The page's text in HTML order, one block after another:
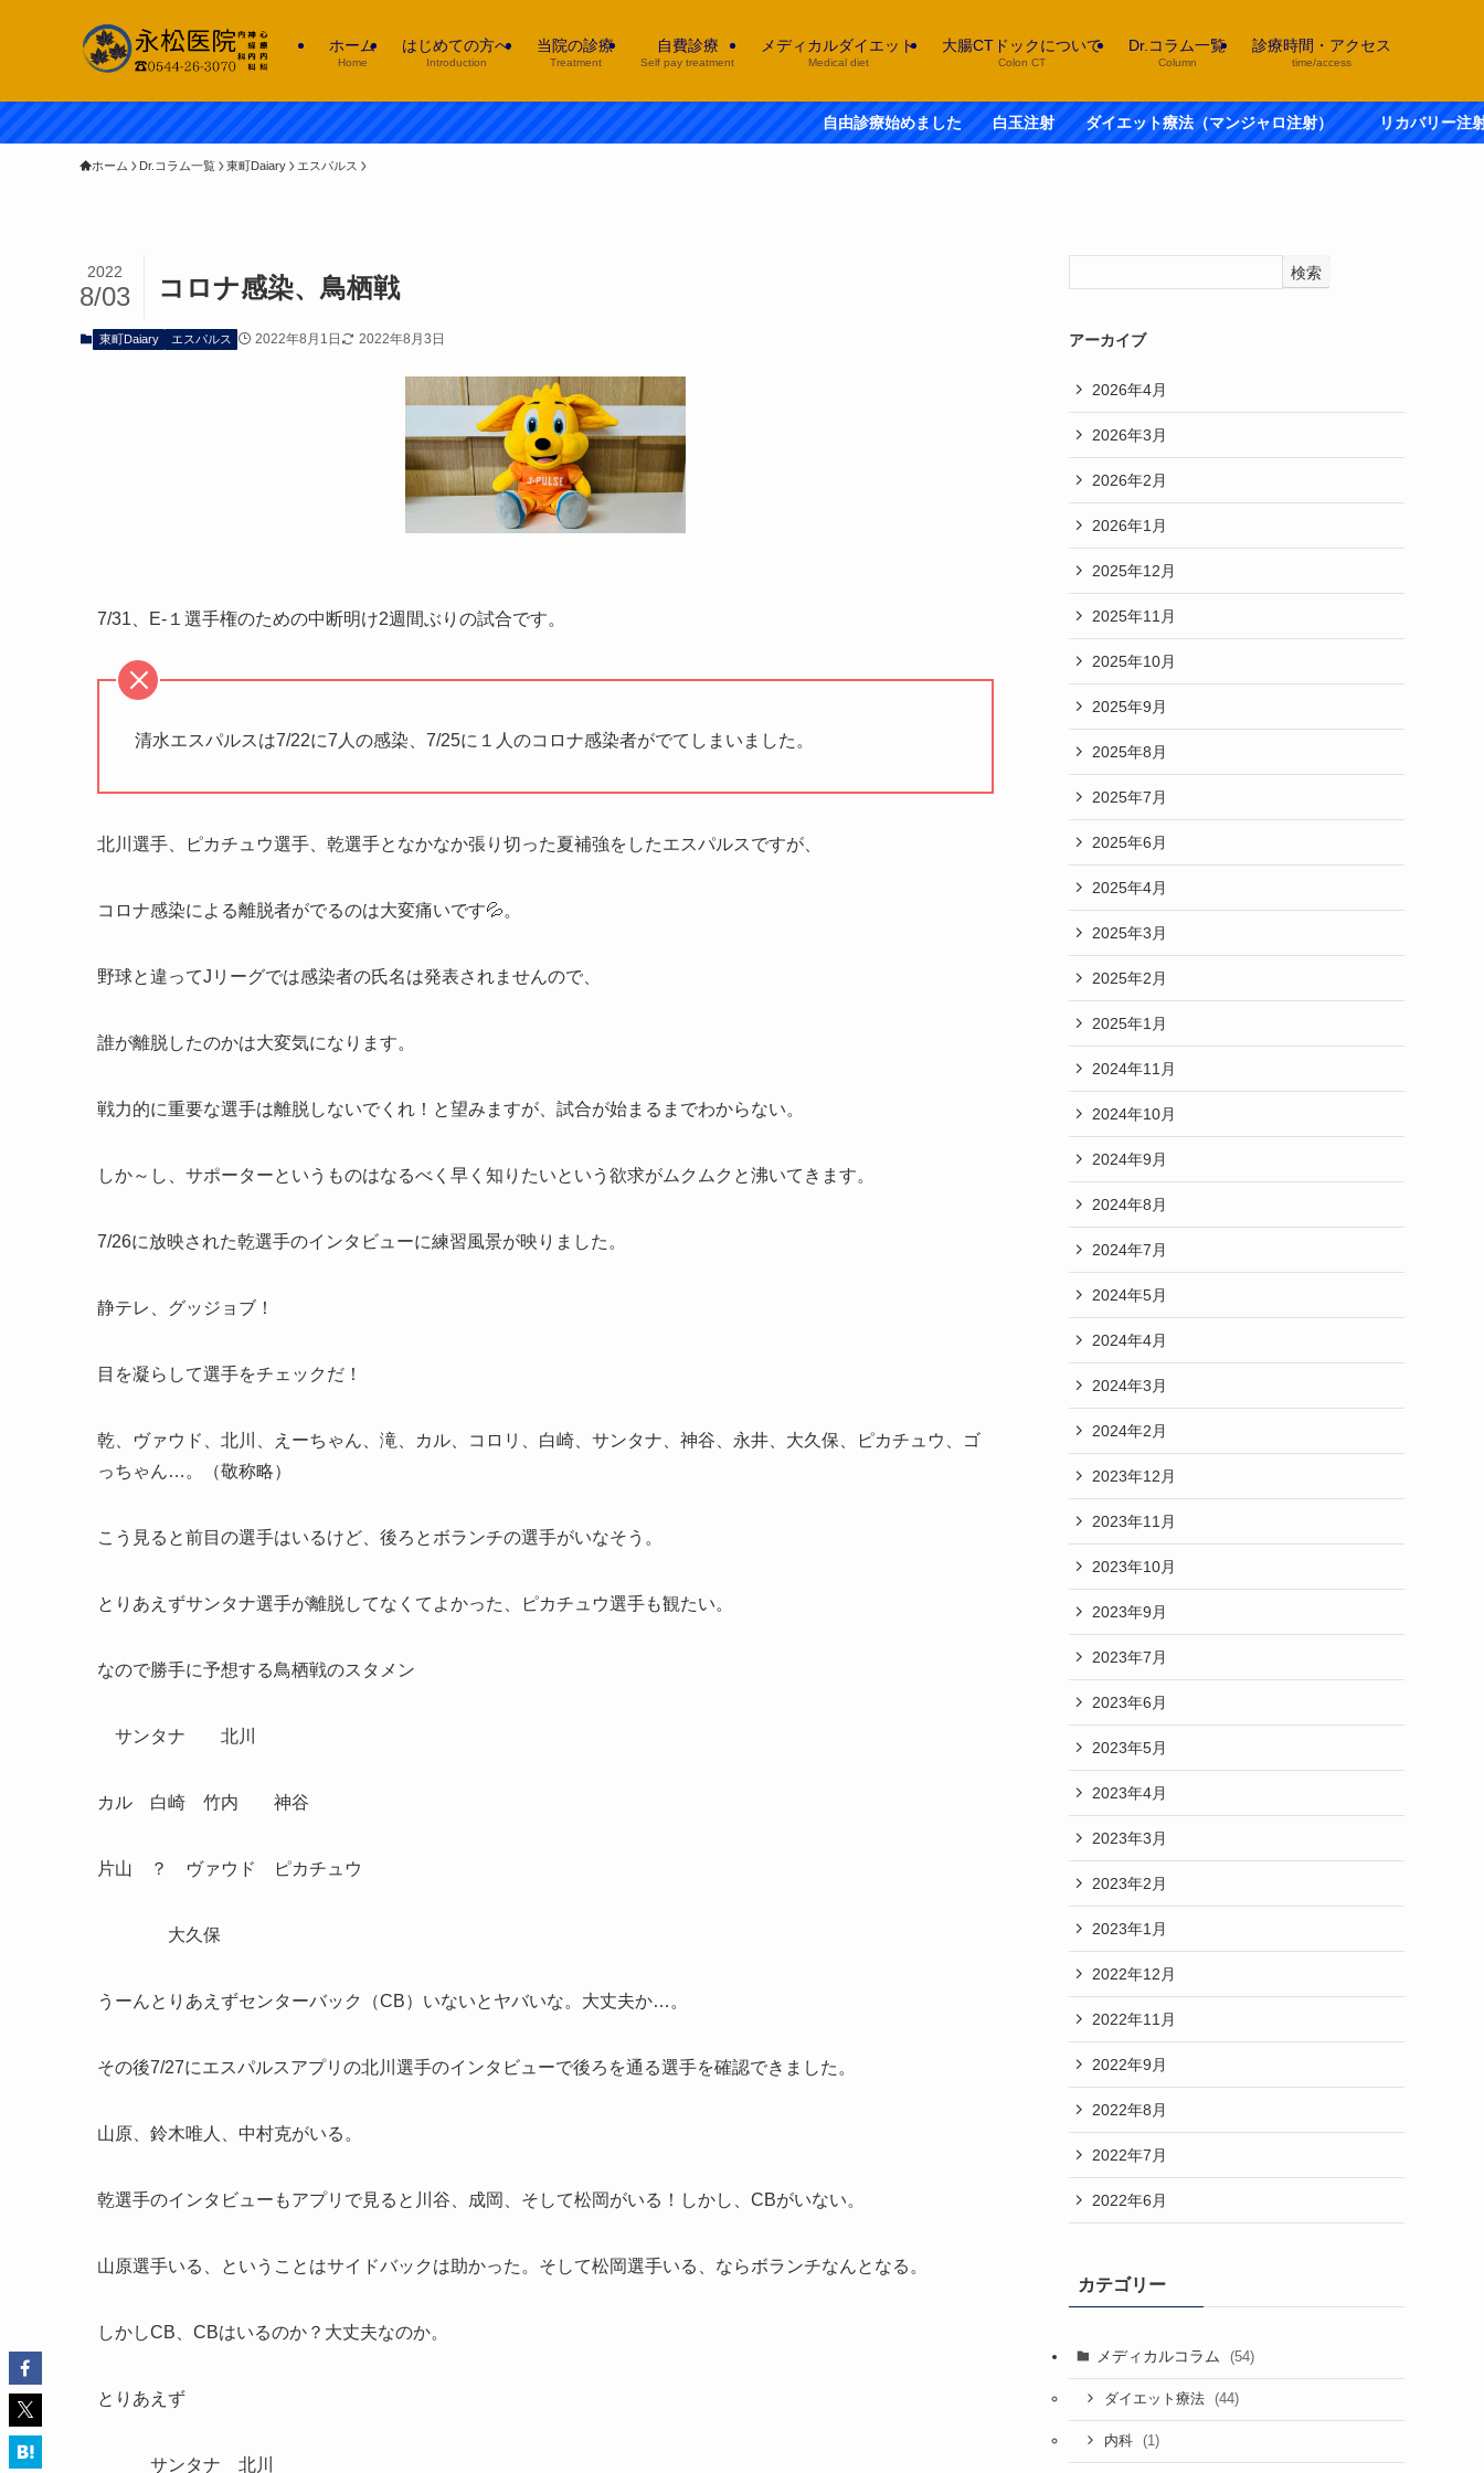
ホーム
Home
はじめての方へ
Introduction
当院の診療
Treatment
自費診療
Self pay treatment
メディカルダイエット
Medical diet
大腸CTドックについて
Colon CT
Dr.コラム一覧
Column
診療時間・アクセス
time/access
自由診療始めました 白玉注射 ダイエット療法（マンジャロ注射） リカバリー注射 自
ホーム Dr.コラム一覧 東町Daiary エスパルス
コロナ感染、鳥栖戦
2022
8/03
東町Daiary エスパルス 2022年8月1日 2022年8月3日
7/31、E-１選手権のための中断明け2週間ぶりの試合です。
清水エスパルスは7/22に7人の感染、7/25に１人のコロナ感染者がでてしまいました。
北川選手、ピカチュウ選手、乾選手となかなか張り切った夏補強をしたエスパルスですが、
コロナ感染による離脱者がでるのは大変痛いです💦。
野球と違ってJリーグでは感染者の氏名は発表されませんので、
誰が離脱したのかは大変気になります。
戦力的に重要な選手は離脱しないでくれ！と望みますが、試合が始まるまでわからない。
しか～し、サポーターというものはなるべく早く知りたいという欲求がムクムクと沸いてきます。
7/26に放映された乾選手のインタビューに練習風景が映りました。
静テレ、グッジョブ！
目を凝らして選手をチェックだ！
乾、ヴァウド、北川、えーちゃん、滝、カル、コロリ、白崎、サンタナ、神谷、永井、大久保、ピカチュウ、ゴ
っちゃん…。（敬称略）
こう見ると前目の選手はいるけど、後ろとボランチの選手がいなそう。
とりあえずサンタナ選手が離脱してなくてよかった、ピカチュウ選手も観たい。
なので勝手に予想する鳥栖戦のスタメン
サンタナ 北川
カル 白崎 竹内 神谷
片山 ？ ヴァウド ピカチュウ
大久保
うーんとりあえずセンターバック（CB）いないとヤバいな。大丈夫か…。
その後7/27にエスパルスアプリの北川選手のインタビューで後ろを通る選手を確認できました。
山原、鈴木唯人、中村克がいる。
乾選手のインタビューもアプリで見ると川谷、成岡、そして松岡がいる！しかし、CBがいない。
山原選手いる、ということはサイドバックは助かった。そして松岡選手いる、ならボランチなんとなる。
しかしCB、CBはいるのか？大丈夫なのか。
とりあえず
サンタナ 北川
検索
アーカイブ
2026年4月
2026年3月
2026年2月
2026年1月
2025年12月
2025年11月
2025年10月
2025年9月
2025年8月
2025年7月
2025年6月
2025年4月
2025年3月
2025年2月
2025年1月
2024年11月
2024年10月
2024年9月
2024年8月
2024年7月
2024年5月
2024年4月
2024年3月
2024年2月
2023年12月
2023年11月
2023年10月
2023年9月
2023年7月
2023年6月
2023年5月
2023年4月
2023年3月
2023年2月
2023年1月
2022年12月
2022年11月
2022年9月
2022年8月
2022年7月
2022年6月
カテゴリー
メディカルコラム (54)
ダイエット療法 (44)
内科 (1)